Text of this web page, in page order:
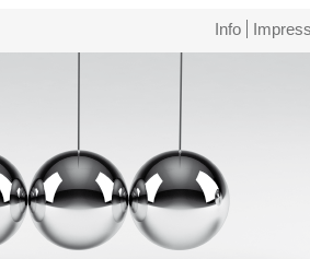
Info